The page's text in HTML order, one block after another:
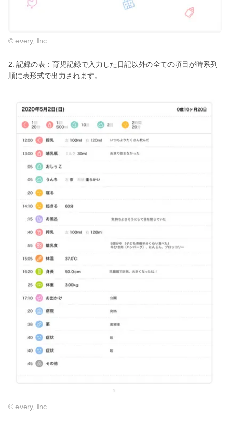
© every, Inc.
2. 記録の表：育児記録で入力した日記以外の全ての項目が時系列
順に表形式で出力されます。
© every, Inc.